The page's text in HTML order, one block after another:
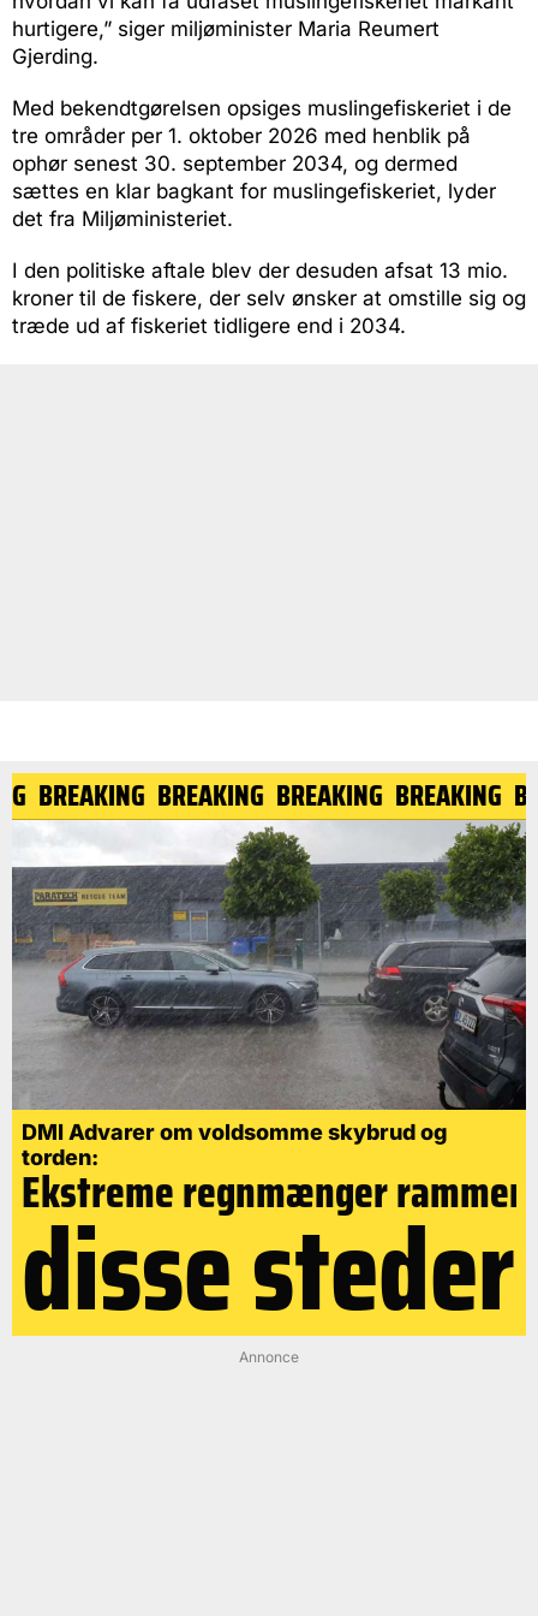
hurtigere,” siger miljøminister Maria Reumert
Gjerding.
Med bekendtgørelsen opsiges muslingefiskeriet i de
tre områder per 1. oktober 2026 med henblik på
ophør senest 30. september 2034, og dermed
sættes en klar bagkant for muslingefiskeriet, lyder
det fra Miljøministeriet.
I den politiske aftale blev der desuden afsat 13 mio.
kroner til de fiskere, der selv ønsker at omstille sig og
træde ud af fiskeriet tidligere end i 2034.
BREAKING BREAKING BREAKING BREAKING
DMI Advarer om voldsomme skybrud og
torden:
Ekstreme regnmænger rammer
disse steder
Annonce